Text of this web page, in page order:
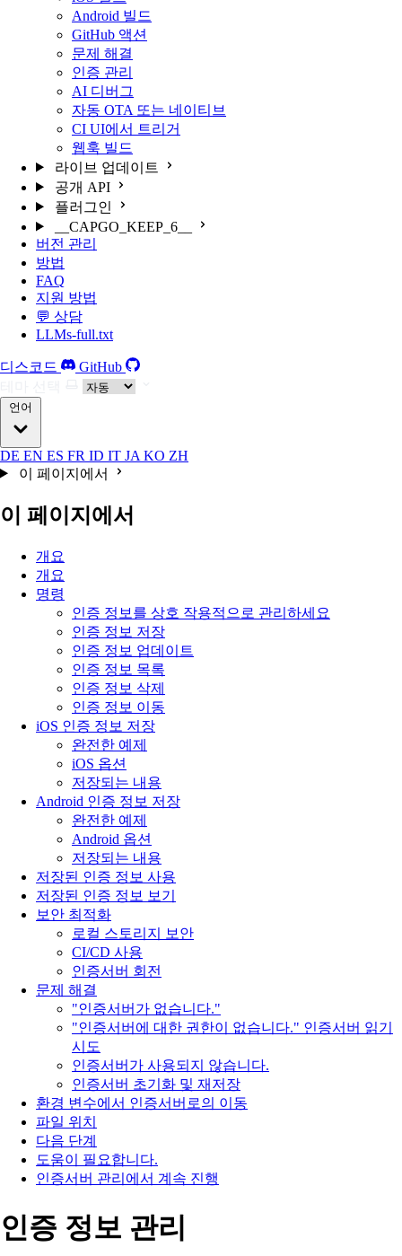
Android 빌드
GitHub 액션
문제 해결
인증 관리
AI 디버그
자동 OTA 또는 네이티브
CI UI에서 트리거
웹훅 빌드
라이브 업데이트
공개 API
플러그인
__CAPGO_KEEP_6__
버전 관리
방법
FAQ
지원 방법
💬 상담
LLMs-full.txt
디스코드
GitHub
언어
DE EN ES FR ID IT JA KO ZH
이 페이지에서
이 페이지에서
개요
개요
명령
인증 정보를 상호 작용적으로 관리하세요
인증 정보 저장
인증 정보 업데이트
인증 정보 목록
인증 정보 삭제
인증 정보 이동
iOS 인증 정보 저장
완전한 예제
iOS 옵션
저장되는 내용
Android 인증 정보 저장
완전한 예제
Android 옵션
저장되는 내용
저장된 인증 정보 사용
저장된 인증 정보 보기
보안 최적화
로컬 스토리지 보안
CI/CD 사용
인증서버 회전
문제 해결
"인증서버가 없습니다."
"인증서버에 대한 권한이 없습니다." 인증서버 읽기
시도
인증서버가 사용되지 않습니다.
인증서버 초기화 및 재저장
환경 변수에서 인증서버로의 이동
파일 위치
다음 단계
도움이 필요합니다.
인증서버 관리에서 계속 진행
인증 정보 관리